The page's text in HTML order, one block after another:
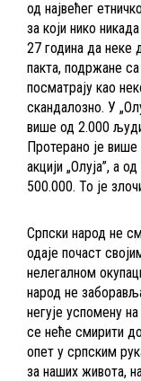
од највећег
за који нико
27 година да неке
пакта, подржане са
посматрају као
скандалозно. У
више од 2.000
Протерано је
акцији „Олуја”, а
500.000. То је
Српски народ не
одаје почаст
нелегалном
народ не
негује успомену
се неће смирити
опет у српским
за наших живота,